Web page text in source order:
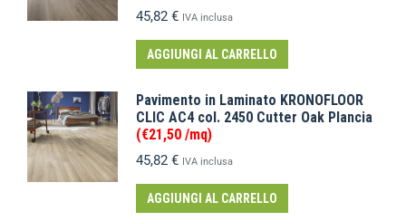
45,82 € IVA inclusa
AGGIUNGI AL CARRELLO
Pavimento in Laminato KRONOFLOOR
CLIC AC4 col. 2450 Cutter Oak Plancia
(€21,50 /mq)
45,82 € IVA inclusa
AGGIUNGI AL CARRELLO